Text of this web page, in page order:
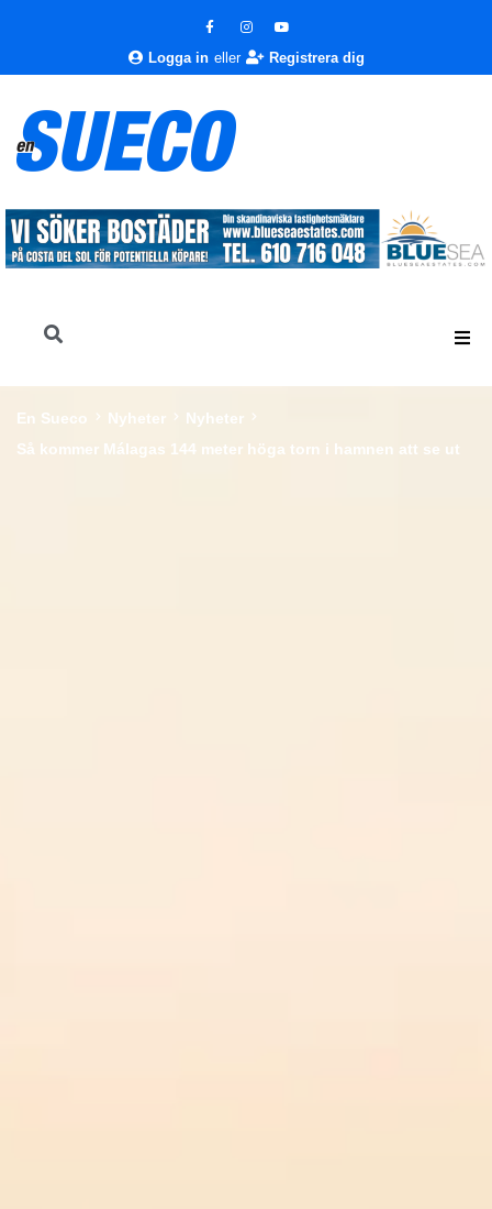
Logga in eller Registrera dig
En Sueco Nyheter
Nyheter
Så kommer Málagas 144 meter höga torn i hamnen att se ut